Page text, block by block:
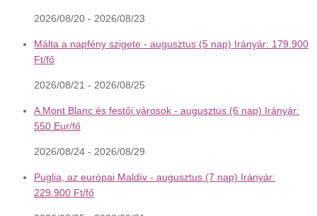
2026/08/20 - 2026/08/23
Málta a napfény szigete - augusztus (5 nap) Irányár: 179.900
Ft/fő
2026/08/21 - 2026/08/25
A Mont Blanc és festői városok - augusztus (6 nap) Irányár:
550 Eur/fő
2026/08/24 - 2026/08/29
Puglia, az európai Maldív - augusztus (7 nap) Irányár:
229.900 Ft/fő